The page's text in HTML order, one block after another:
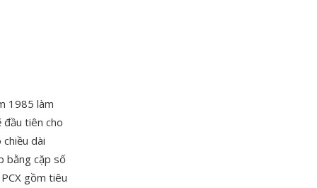
1985 làm
tiên cho
dài
bằng cặp số
gồm tiêu